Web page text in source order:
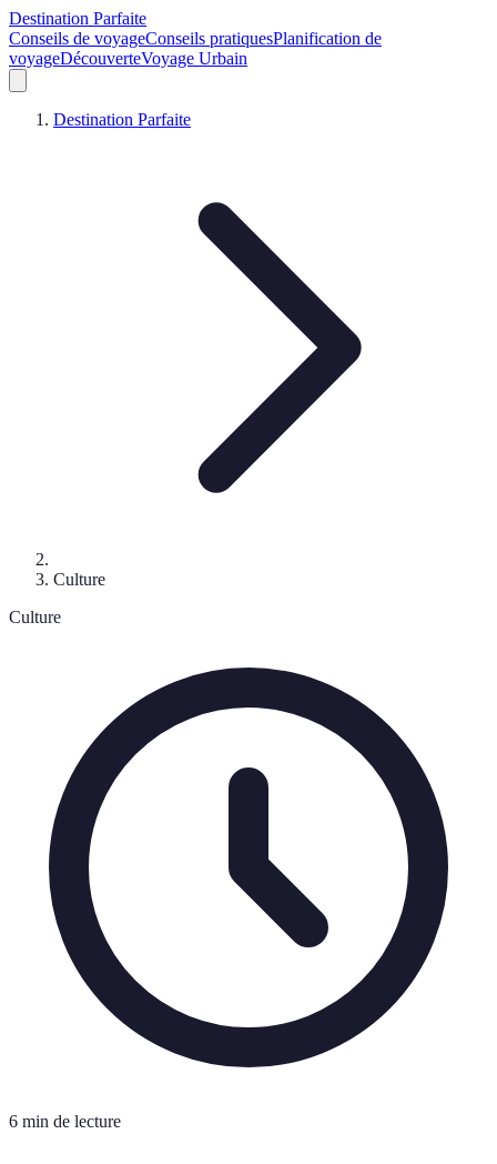
Destination Parfaite
Conseils de voyageConseils pratiquesPlanification de
voyageDécouverteVoyage Urbain
Destination Parfaite
Culture
Culture
6 min de lecture